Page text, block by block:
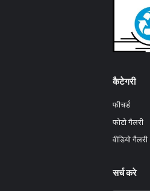
कैटेगरी
फीचर्ड
फोटो गैलरी
वीडियो गैलरी
सर्च करे